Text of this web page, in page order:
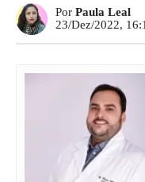
Por Paula Leal
23/dez/2022,